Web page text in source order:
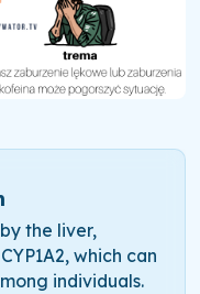
the liver,
which can
individuals.